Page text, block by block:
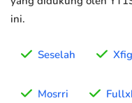
ini.
Seselah
Mosrri